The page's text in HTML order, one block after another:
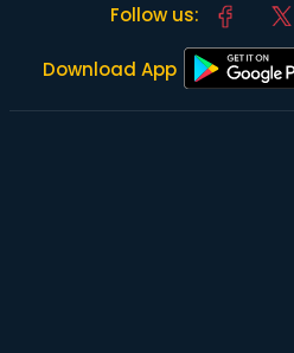
Follow us:
Download App